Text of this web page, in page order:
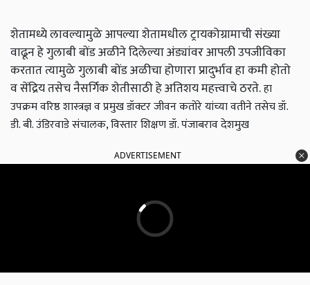
शेतामध्ये लावल्यामुळे आपल्या शेतामधील ट्रायकोग्रामाची संख्या
वाढून हे गुलाबी बोंड अळीने दिलेल्या अंड्यांवर आपली उपजीविका
करतात त्यामुळे गुलाबी बोंड अळीचा होणारा प्रादुर्भाव हा कमी होतो
व सेंद्रिय तसेच नैसर्गिक शेतीसाठी हे अतिशय महत्त्वाचे ठरते.हा
उपक्रम वरिष्ठ शास्त्रज्ञ व प्रमुख डॉक्टर जीवन कतोरे यांच्या वतीने तसेच डॉ.
डी. बी. उंडिरवाडे संचालक, विस्तार शिक्षण डॉ. पंजाबराव देशमुख
ADVERTISEMENT